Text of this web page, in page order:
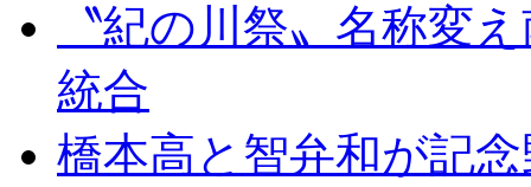
〝紀の川祭〟名称変
統合
橋本高と智弁和が記